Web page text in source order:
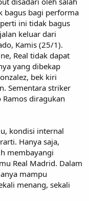
bagus bagi performa
ini tidak bagus
keluar dari
Kamis (25/1).
Real tidak dapat
yang dibekap
bek kiri
Sementara striker
diragukan
kondisi internal
Hanya saja,
membayangi
Real Madrid. Dalam
mampu
menang, sekali